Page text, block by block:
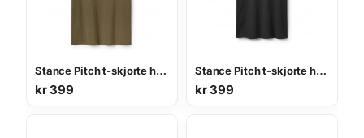
Stance Pitch t-skjorte herre
kr399
Stance Pitch t-skjorte herre
kr399